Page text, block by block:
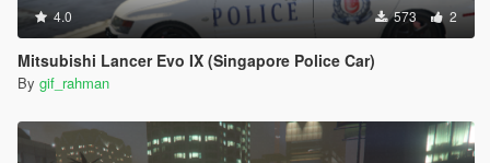
4.0 573 2
Mitsubishi Lancer Evo IX (Singapore Police Car)
By gif_rahman